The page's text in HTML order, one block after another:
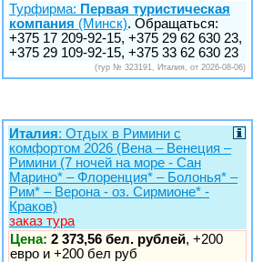
Турфирма: Первая туристическая
компания (Минск). Обращаться:
+375 17 209-92-15, +375 29 62 630 23,
+375 29 109-92-15, +375 33 62 630 23
(тур № 323191, Италия, от 2026-08-06)
Италия: Отдых в Римини с
комфортом 2026 (Вена – Венеция –
Римини (7 ночей на море - Сан
Марино* – Флоренция* – Болонья* –
Рим* – Верона - оз. Сирмионе* -
Краков)
заказ тура
Цена: 2 373,56 бел. рублей, +200
евро и +200 бел руб